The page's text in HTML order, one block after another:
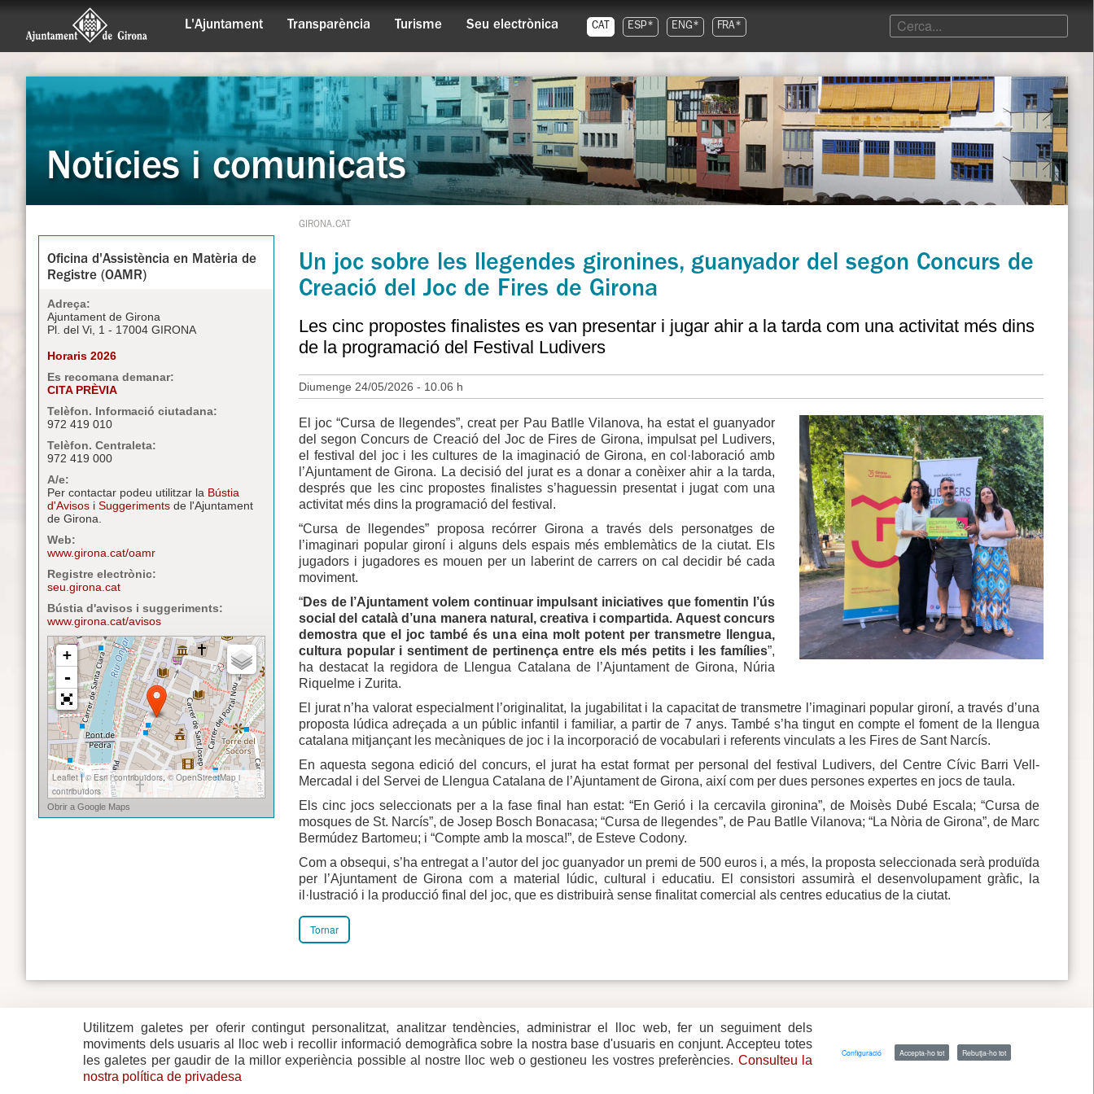
L'Ajuntament Transparència Turisme Seu electrònica CAT ESP* ENG* FRA*
Notícies i comunicats
Oficina d'Assistència en Matèria de
Registre (OAMR)
Adreça:
Ajuntament de Girona
Pl. del Vi, 1 - 17004 GIRONA
Horaris 2026
Es recomana demanar:
CITA PRÈVIA
Telèfon. Informació ciutadana:
972 419 010
Telèfon. Centraleta:
972 419 000
A/e:
Per contactar podeu utilitzar la Bústia
d'Avisos i Suggeriments de l'Ajuntament
de Girona.
Web:
www.girona.cat/oamr
Registre electrònic:
seu.girona.cat
Bústia d'avisos i suggeriments:
www.girona.cat/avisos
GIRONA.CAT
Un joc sobre les llegendes gironines, guanyador del segon Concurs de
Creació del Joc de Fires de Girona
Les cinc propostes finalistes es van presentar i jugar ahir a la tarda com una activitat més dins
de la programació del Festival Ludivers
Diumenge 24/05/2026 - 10.06 h
El joc “Cursa de llegendes”, creat per Pau Batlle Vilanova, ha estat el guanyador
del segon Concurs de Creació del Joc de Fires de Girona, impulsat pel Ludivers,
el festival del joc i les cultures de la imaginació de Girona, en col·laboració amb
l’Ajuntament de Girona. La decisió del jurat es a donar a conèixer ahir a la tarda,
després que les cinc propostes finalistes s’haguessin presentat i jugat com una
activitat més dins la programació del festival.
“Cursa de llegendes” proposa recórrer Girona a través dels personatges de
l’imaginari popular gironí i alguns dels espais més emblemàtics de la ciutat. Els
jugadors i jugadores es mouen per un laberint de carrers on cal decidir bé cada
moviment.
“Des de l’Ajuntament volem continuar impulsant iniciatives que fomentin l’ús
social del català d’una manera natural, creativa i compartida. Aquest concurs
demostra que el joc també és una eina molt potent per transmetre llengua,
cultura popular i sentiment de pertinença entre els més petits i les famílies”,
ha destacat la regidora de Llengua Catalana de l’Ajuntament de Girona, Núria
Riquelme i Zurita.
El jurat n’ha valorat especialment l’originalitat, la jugabilitat i la capacitat de transmetre l’imaginari popular gironí, a través d’una
proposta lúdica adreçada a un públic infantil i familiar, a partir de 7 anys. També s’ha tingut en compte el foment de la llengua
catalana mitjançant les mecàniques de joc i la incorporació de vocabulari i referents vinculats a les Fires de Sant Narcís.
En aquesta segona edició del concurs, el jurat ha estat format per personal del festival Ludivers, del Centre Cívic Barri Vell-
Mercadal i del Servei de Llengua Catalana de l’Ajuntament de Girona, així com per dues persones expertes en jocs de taula.
Els cinc jocs seleccionats per a la fase final han estat: “En Gerió i la cercavila gironina”, de Moisès Dubé Escala; “Cursa de
mosques de St. Narcís”, de Josep Bosch Bonacasa; “Cursa de llegendes”, de Pau Batlle Vilanova; “La Nòria de Girona”, de Marc
Bermúdez Bartomeu; i “Compte amb la mosca!”, de Esteve Codony.
Com a obsequi, s’ha entregat a l’autor del joc guanyador un premi de 500 euros i, a més, la proposta seleccionada serà produïda
per l’Ajuntament de Girona com a material lúdic, cultural i educatiu. El consistori assumirà el desenvolupament gràfic, la
il·lustració i la producció final del joc, que es distribuirà sense finalitat comercial als centres educatius de la ciutat.
Tornar
Plaça del Vi, 1
17004 GIRONA
Tel. 972 419 010
Contacte
Mapa del web
Mapa de xarxes
Avís legal
Utilitzem galetes per oferir contingut personalitzat, analitzar tendències, administrar el lloc web, fer un seguiment dels
moviments dels usuaris al lloc web i recollir informació demogràfica sobre la nostra base d'usuaris en conjunt. Accepteu totes
les galetes per gaudir de la millor experiència possible al nostre lloc web o gestioneu les vostres preferències. Consulteu la
nostra política de privadesa
Configuració Accepta-ho tot Rebutja-ho tot